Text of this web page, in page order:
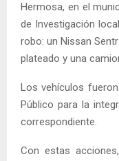
Hermosa, en el
de Investigación
robo: un Nissan
plateado y una
Los vehículos
Público para la
correspondiente.
Con estas